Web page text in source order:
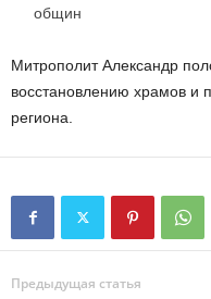
общин
Митрополит Александр
восстановлению храмов и
региона.
Предыдущая статья